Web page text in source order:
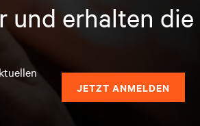
und erhalten die
JETZT ANMELDEN